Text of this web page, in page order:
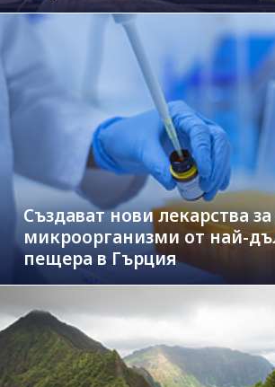
Създават нови лекарства
микроорганизми от най-
пещера в Гърция